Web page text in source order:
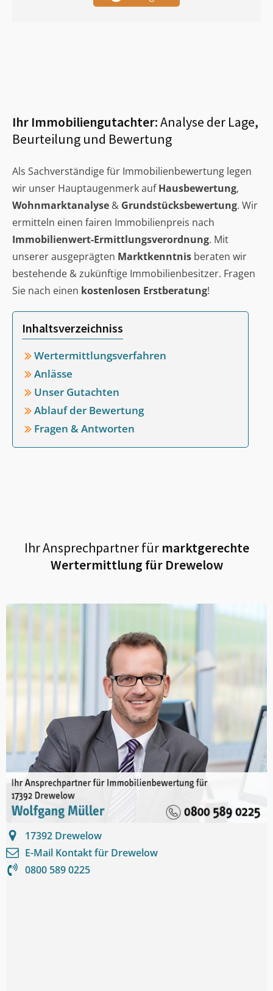
Ihr Immobiliengutachter:Analyse der Lage,
Beurteilung und Bewertung
Als Sachverständige für Immobilienbewertung legen
wir unser Hauptaugenmerk aufHausbewertung,
Wohnmarktanalyse & Grundstücksbewertung. Wir
ermitteln einen fairen Immobilienpreis nach
Immobilienwert-Ermittlungsverordnung. Mit
unserer ausgeprägten Marktkenntnis beraten wir
bestehende & zukünftige Immobilienbesitzer. Fragen
Sie nach einen kostenlosen Erstberatung!
Inhaltsverzeichniss
Wertermittlungsverfahren
Anlässe
Unser Gutachten
Ablauf der Bewertung
Fragen & Antworten
Ihr Ansprechpartner fürmarktgerechte
Wertermittlung für Drewelow
17392 Drewelow
E-Mail Kontakt für Drewelow
0800 589 0225